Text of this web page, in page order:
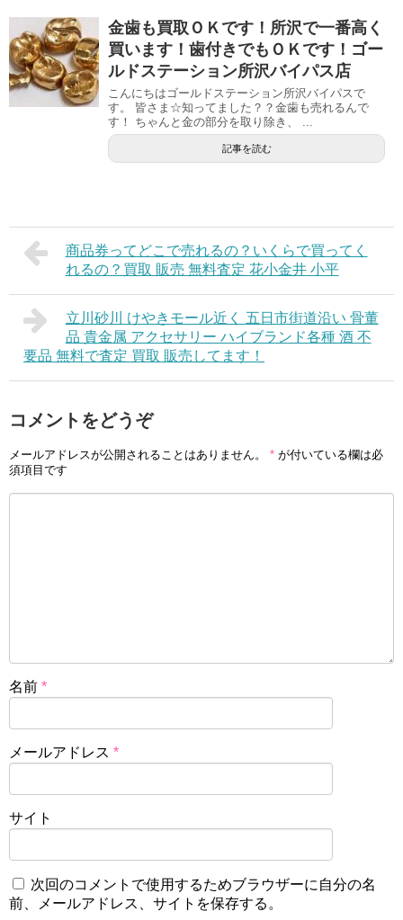
金歯も買取ＯＫです！所沢で一番高く
買います！歯付きでもＯＫです！ゴー
ルドステーション所沢バイパス店
こんにちはゴールドステーション所沢バイパスで
す。 皆さま☆知ってました？？金歯も売れるんで
す！ ちゃんと金の部分を取り除き、 ...
記事を読む
商品券ってどこで売れるの？いくらで買ってく
れるの？買取 販売 無料査定 花小金井 小平
立川砂川 けやきモール近く 五日市街道沿い 骨董
品 貴金属 アクセサリー ハイブランド各種 酒 不
要品 無料で査定 買取 販売してます！
コメントをどうぞ
メールアドレスが公開されることはありません。 * が付いている欄は必
須項目です
名前 *
メールアドレス *
サイト
次回のコメントで使用するためブラウザーに自分の名
前、メールアドレス、サイトを保存する。